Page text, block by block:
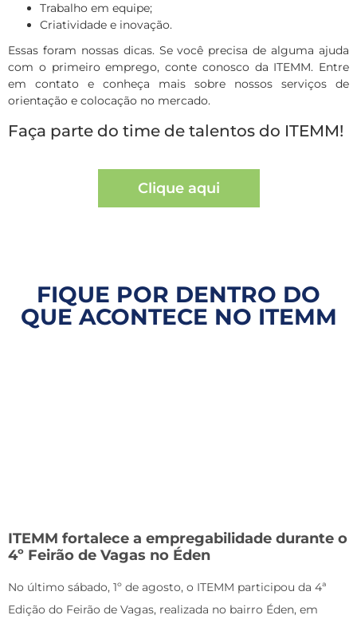
Trabalho em equipe;
Criatividade e inovação.
Essas foram nossas dicas. Se você precisa de alguma ajuda
com o primeiro emprego, conte conosco da ITEMM. Entre
em contato e conheça mais sobre nossos serviços de
orientação e colocação no mercado.
Faça parte do time de talentos do ITEMM!
Clique aqui
FIQUE POR DENTRO DO
QUE ACONTECE NO ITEMM
ITEMM fortalece a empregabilidade durante o
4º Feirão de Vagas no Éden
No último sábado, 1º de agosto, o ITEMM participou da 4ª
Edição do Feirão de Vagas, realizada no bairro Éden, em